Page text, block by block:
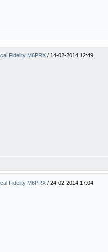
Fidelity M6PRX / 14-02-2014 12:49
Fidelity M6PRX / 24-02-2014 17:04